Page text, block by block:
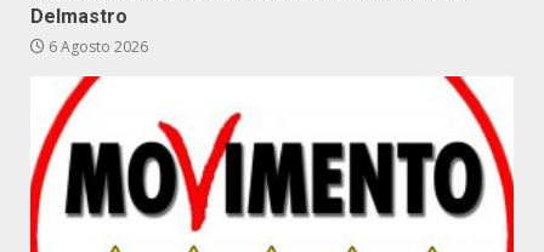
Delmastro
6 Agosto 2026